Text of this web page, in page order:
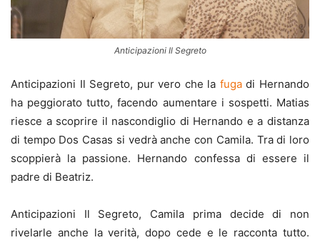
Anticipazioni Il Segreto
Anticipazioni Il Segreto, pur vero che la fugadi Hernando
ha peggiorato tutto, facendo aumentare i sospetti. Matias
riesce a scoprire il nascondiglio di Hernando e a distanza
di tempo Dos Casas si vedrà anche con Camila. Tra di loro
scoppierà la passione. Hernando confessa di essere il
padre di Beatriz.
Anticipazioni Il Segreto, Camila prima decide di non
rivelarle anche la verità, dopo cede e le racconta tutto.